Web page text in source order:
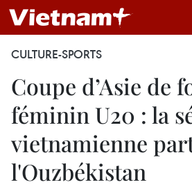
CULTURE-SPORTS
Coupe d’Asie de
féminin U20 : la
vietnamienne
l'Ouzbékistan